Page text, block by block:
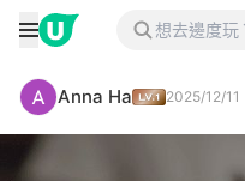
Anna Ha 2025/12/11